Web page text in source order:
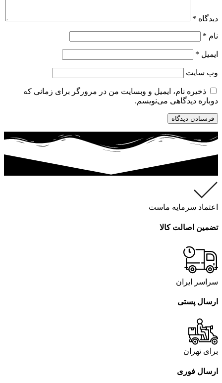
دیدگاه *
نام *
ایمیل *
وب‌ سایت
ذخیره نام، ایمیل و وبسایت من در مرورگر برای زمانی که
دوباره دیدگاهی می‌نویسم.
اعتماد سرمایه ماست
تضمین اصالت کالا
سراسر ایران
ارسال پستی
برای تهران
ارسال فوری